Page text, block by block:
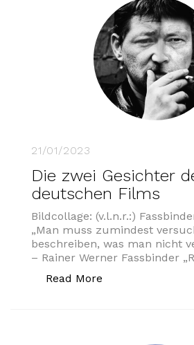
21/01/2023
Die zwei Gesichter
deutschen Films
Bildcollage: (v.l.n.r.:)
„Man muss zumindest
beschreiben, was man nicht
– Rainer Werner Fassbinder
Read More